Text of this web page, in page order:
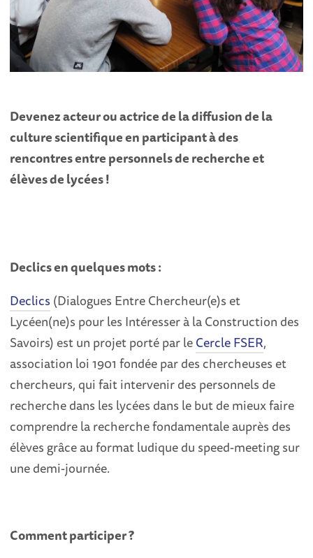
Devenez acteur ou actrice de la diffusion de la
culture scientifique en participant à des
rencontres entre personnels de recherche et
élèves de lycées!
Declics en quelques mots :
Declics (Dialogues Entre Chercheur(e)s et
Lycéen(ne)s pour les Intéresser à la Construction des
Savoirs) est un projet porté par leCercle FSER,
association loi 1901 fondée par des chercheuses et
chercheurs, qui fait intervenir des personnels de
recherche dans les lycées dans le but de mieux faire
comprendre la recherche fondamentale auprès des
élèves grâce au format ludique du speed-meeting sur
une demi-journée.
Comment participer ?